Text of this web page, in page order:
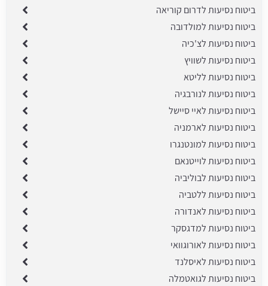
ביטוח נסיעות לדרום קוריאה
ביטוח נסיעות למולדובה
ביטוח נסיעות לצ'כיה
ביטוח נסיעות לשוויץ
ביטוח נסיעות לליטא
ביטוח נסיעות לנורבגיה
ביטוח נסיעות לאיי סיישל
ביטוח נסיעות לארמניה
ביטוח נסיעות למונטנגרו
ביטוח נסיעות לוייטנאם
ביטוח נסיעות לבוליביה
ביטוח נסיעות ללטביה
ביטוח נסיעות לאנדורה
ביטוח נסיעות למדגסקר
ביטוח נסיעות לאורוגוואי
ביטוח נסיעות לאיסלנד
ביטוח נסיעות לגואטמלה